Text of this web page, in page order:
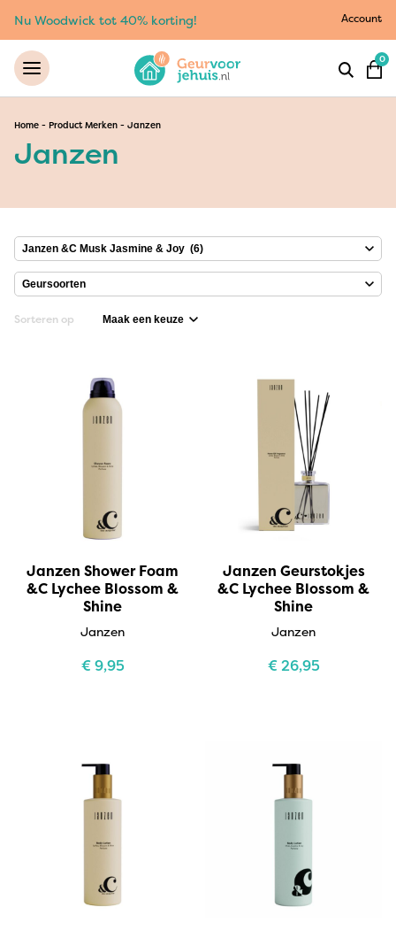
Nu Woodwick tot 40% korting! Account
0
Home - Product Merken - Janzen
Janzen
Sorteren op
Janzen Shower Foam
&C Lychee Blossom &
Shine
Janzen
€9,95
Janzen Geurstokjes
&C Lychee Blossom &
Shine
Janzen
€26,95